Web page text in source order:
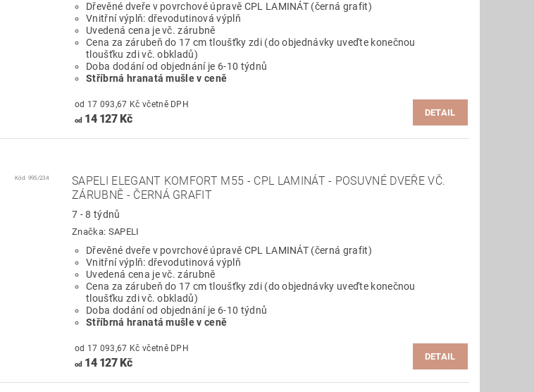
Dřevěné dveře v povrchové úpravě CPL LAMINÁT (černá grafit)
Vnitřní výplň: dřevodutinová výplň
Uvedená cena je vč. zárubně
Cena za zárubeň do 17 cm tloušťky zdi (do objednávky uveďte konečnou
tloušťku zdi vč. obkladů)
Doba dodání od objednání je 6-10 týdnů
Stříbrná hranatá mušle v ceně
od 17 093,67 Kč včetně DPH
od14 127 Kč DETAIL
Kód: 995/234
SAPELI ELEGANT KOMFORT M55 - CPL LAMINÁT - POSUVNÉ DVEŘE VČ.
ZÁRUBNĚ - ČERNÁ GRAFIT
7 - 8 týdnů
Značka: SAPELI
Dřevěné dveře v povrchové úpravě CPL LAMINÁT (černá grafit)
Vnitřní výplň: dřevodutinová výplň
Uvedená cena je vč. zárubně
Cena za zárubeň do 17 cm tloušťky zdi (do objednávky uveďte konečnou
tloušťku zdi vč. obkladů)
Doba dodání od objednání je 6-10 týdnů
Stříbrná hranatá mušle v ceně
od 17 093,67 Kč včetně DPH
od14 127 Kč DETAIL